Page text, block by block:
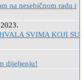
na nesebičnom radu i
SVIMA KOJI SU
dijeljenju!